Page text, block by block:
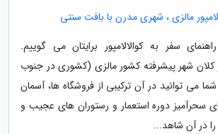
مالزی ، شهری مدرن با بافت سنتی
سفر به کوالالامپور برایتان می گوییم.
و کلان شهر پیشرفته کشور مالزی (کشوری در جنوب
می توانید در آن ترکیبی از فروشگاه ها، آسمان
سحرآمیز دوره استعمار و رستوران های عجیب و
در آن شاهد...